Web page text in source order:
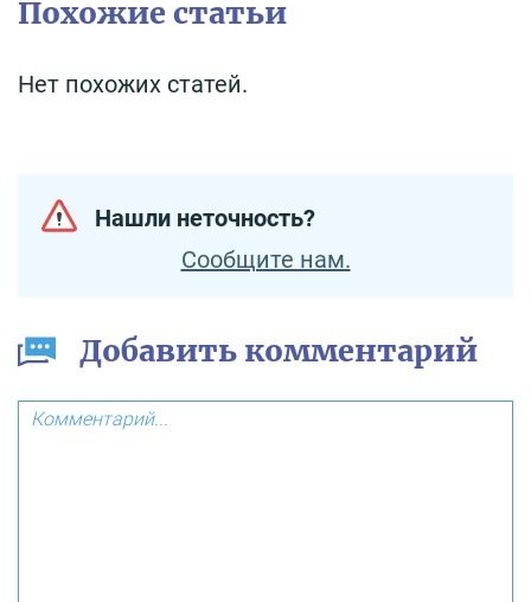
Похожие статьи
Нет похожих статей.
Нашли неточность?
Сообщите нам.
Добавить комментарий